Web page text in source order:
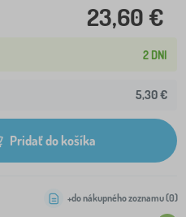
23,60 €
2 DNI
5,30 €
Pridať do košíka
+do nákupného zoznamu (0)